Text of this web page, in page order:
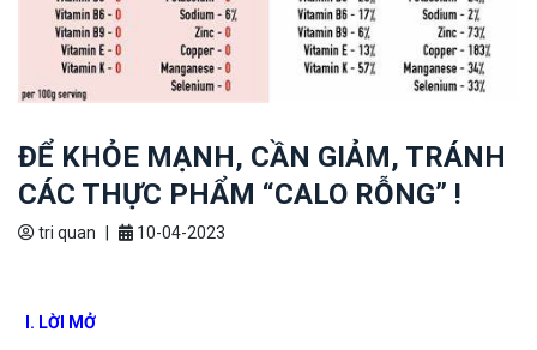
ĐỂ KHỎE MẠNH, CẦN GIẢM, TRÁNH
CÁC THỰC PHẨM “CALO RỖNG” !
tri quan 10-04-2023
I. LỜI MỞ